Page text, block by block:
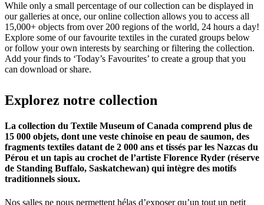
While only a small percentage of our collection can be displayed in
our galleries at once, our online collection allows you to access all
15,000+ objects from over 200 regions of the world, 24 hours a day!
Explore some of our favourite textiles in the curated groups below
or follow your own interests by searching or filtering the collection.
Add your finds to ‘Today’s Favourites’ to create a group that you
can download or share.
Explorez notre collection
La collection du Textile Museum of Canada comprend plus de
15 000 objets, dont une veste chinoise en peau de saumon, des
fragments textiles datant de 2 000 ans et tissés par les Nazcas du
Pérou et un tapis au crochet de l’artiste Florence Ryder (réserve
de Standing Buffalo, Saskatchewan) qui intègre des motifs
traditionnels sioux.
Nos salles ne nous permettent hélas d’exposer qu’un tout un petit